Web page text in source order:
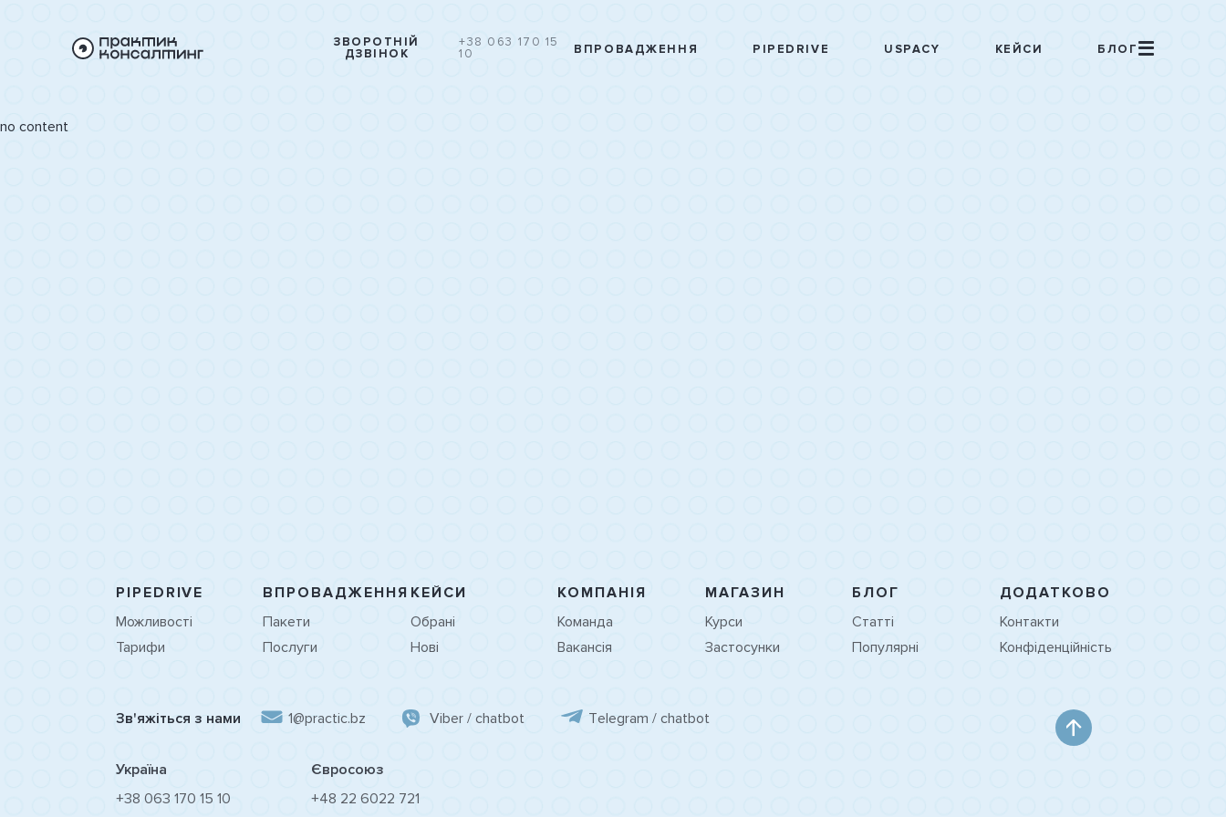
ЗВОРОТНІЙ
ДЗВІНОК
+38 063 170 15
10
ВПРОВАДЖЕННЯ PIPEDRIVE USPACY КЕЙСИ БЛОГ
no content
PIPEDRIVE
Можливості
Тарифи
ВПРОВАДЖЕННЯ
Пакети
Послуги
КЕЙСИ
Обрані
Нові
КОМПАНІЯ
Команда
Вакансія
МАГАЗИН
Курси
Застосунки
БЛОГ
Статті
Популярні
ДОДАТКОВО
Контакти
Конфіденційність
Зв'яжіться з нами 1@practic.bz Viber / chatbot Tеlegram / chatbot
Україна
+38 063 170 15 10
Євросоюз
+48 22 6022 721